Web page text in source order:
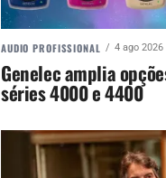
AUDIO PROFISSIONAL 4 ago 2026
Genelec amplia
séries 4000 e 4400